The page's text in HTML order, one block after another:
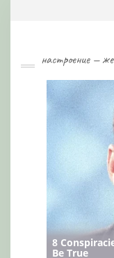
настроение —